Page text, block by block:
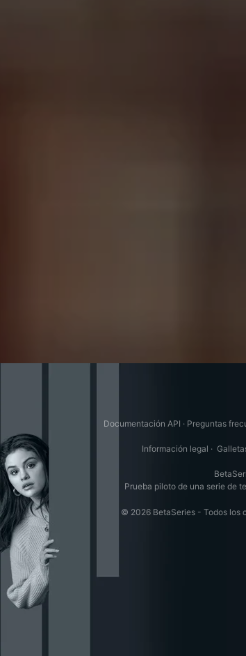
Documentación API · Preguntas
Información legal ·
Prueba piloto de una serie de
© 2026 BetaSeries - Todos los